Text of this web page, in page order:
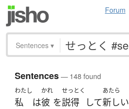
Forum
Sentences ▾
Sentences— 148 found
わたし
私 は
かれ
彼 を
せっとく
説得 して
あたら
新しい